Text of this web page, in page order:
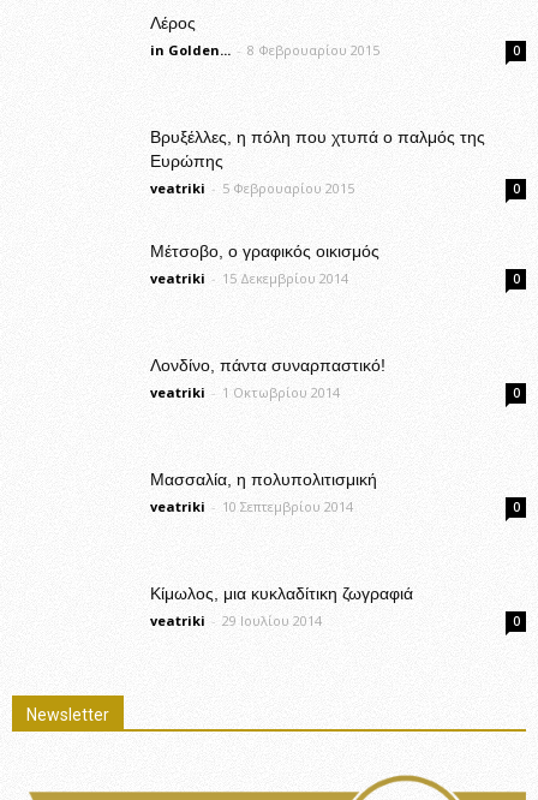
Λέρος
in Golden... - 8 Φεβρουαρίου 2015 0
Βρυξέλλες, η πόλη που χτυπά ο παλμός της
Ευρώπης
veatriki - 5 Φεβρουαρίου 2015 0
Μέτσοβο, ο γραφικός οικισμός
veatriki - 15 Δεκεμβρίου 2014 0
Λονδίνο, πάντα συναρπαστικό!
veatriki - 1 Οκτωβρίου 2014 0
Μασσαλία, η πολυπολιτισμική
veatriki - 10 Σεπτεμβρίου 2014 0
Κίμωλος, μια κυκλαδίτικη ζωγραφιά
veatriki - 29 Ιουλίου 2014 0
Newsletter